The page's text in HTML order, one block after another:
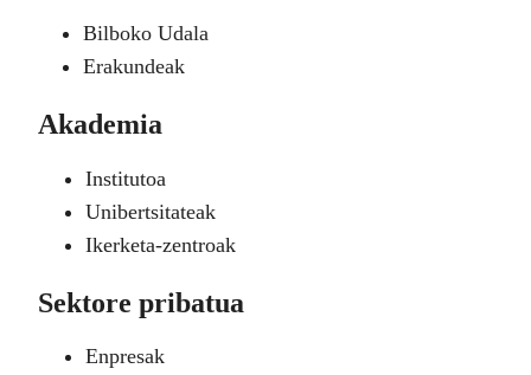
Bilboko Udala
Erakundeak
Akademia
Institutoa
Unibertsitateak
Ikerketa-zentroak
Sektore pribatua
Enpresak